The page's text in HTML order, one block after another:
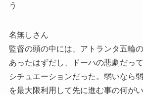
う
名無しさん
監督の頭の中には、アトランタ五輪
あったはずだし、ドーハの悲劇だっ
シチュエーションだった。弱いなら
を最大限利用して先に進む事の何が